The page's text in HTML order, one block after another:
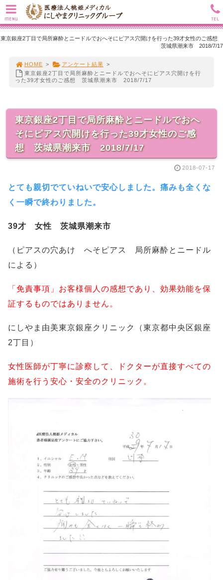
東京銀座2丁目で局所麻酔とニードルでおへそにピアス穴開けを行った39才女性のご感想
茨城県潮来市 2018/7/17
HOME > アンケート結果 >
東京銀座2丁目で局所麻酔とニードルでおへそにピアス穴開けを行
った39才女性のご感想 茨城県潮来市 2018/7/17
東京銀座2丁目で局所麻酔とニードルでおへ
そにピアス穴開けを行った39才女性のご感
想 茨城県潮来市 2018/7/17
2018-07-17
とても親切でていねいで安心しました。痛みも全くな
く一瞬で終わりました。
39才 女性 茨城県潮来市
（ピアスの穴あけ へそピアス 局所麻酔とニードル
による）
「免責事項」お客様個人の感想であり、効果効能を保
証するものではありません。
にしやま由美東京銀座クリニック（東京都中央区銀座
2丁目）
女性医師が丁寧に診察して、ドクターが直接すべての
施術を行う安心・安全のクリニック。
MENU TEL